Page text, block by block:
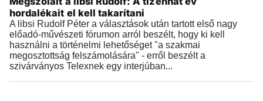
hordalékait el kell takarítani
A libsi Rudolf Péter a választások után tartott első nagy
előadó-művészeti fórumon arról beszélt, hogy ki kell
használni a történelmi lehetőséget "a szakmai
megosztottság felszámolására" - erről beszélt a
szivárványos Telexnek egy interjúban...